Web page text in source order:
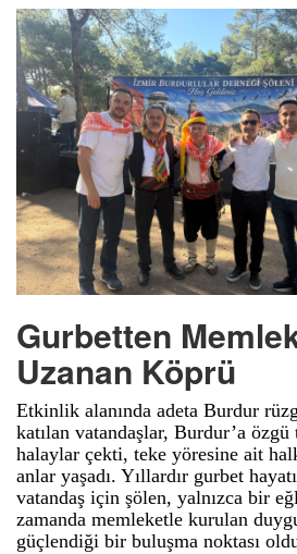
Gurbetten
Uzanan Köprü
Etkinlik alanında adeta Burdur
katılan vatandaşlar, Burdur’a
halaylar çekti, teke yöresine ait
anlar yaşadı. Yıllardır gurbet
vatandaş için şölen, yalnızca bir
zamanda memleketle kurulan
güçlendiği bir buluşma noktası